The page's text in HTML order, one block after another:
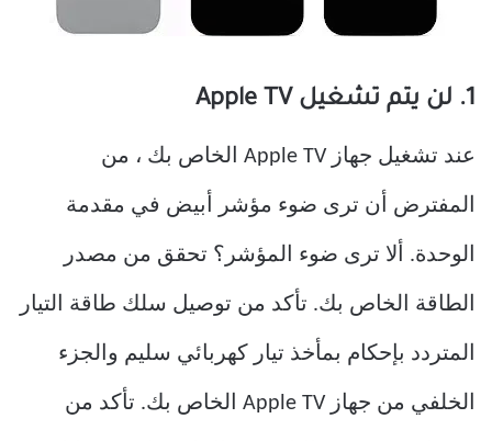
1. لن يتم تشغيل Apple TV
عند تشغيل جهاز Apple TV الخاص بك ، من
المفترض أن ترى ضوء مؤشر أبيض في مقدمة
الوحدة. ألا ترى ضوء المؤشر؟ تحقق من مصدر
الطاقة الخاص بك. تأكد من توصيل سلك طاقة التيار
المتردد بإحكام بمأخذ تيار كهربائي سليم والجزء
الخلفي من جهاز Apple TV الخاص بك. تأكد من